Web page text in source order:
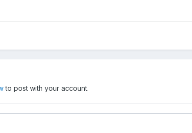
to post with your account.